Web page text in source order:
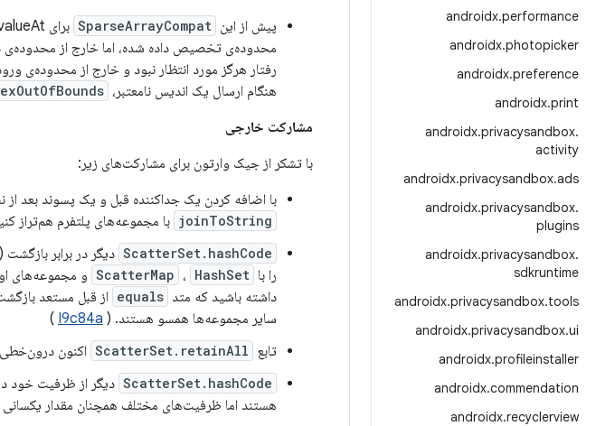
androidx.performance
androidx.photopicker
androidx.preference
androidx.print
androidx.privacysandbox.
activity
androidx.privacysandbox.ads
androidx.privacysandbox.
plugins
androidx.privacysandbox.
sdkruntime
androidx.privacysandbox.tools
androidx.privacysandbox.ui
androidx.profileinstaller
androidx.commendation
androidx.recyclerview
پیش از این SparseArrayCompat برای valueAt و
محدوده‌ی تخصیص داده شده، اما خارج از
رفتار هرگز مورد انتظار نبود و خارج از محدوده‌ی
هنگام ارسال یک اندیس نامعتبر،
مشارکت خارجی
با تشکر از جیک وارتون برای مشارکت‌های زیر:
با اضافه کردن یک جداکننده قبل و یک پسوند بعد از
joinToString با مجموعه‌های پلتفرم هم‌تراز
ScatterSet.hashCode دیگر در برابر
را با
ScatterMap ، HashSet و مجموعه‌های
داشته باشید که متد equals از قبل مستعد
سایر مجموعه‌ها همسو هستند. ( I9c84a
)
تابع ScatterSet.retainAll اکنون درون‌خطی
ScatterSet.hashCode دیگر از ظرفیت خود
هستند اما ظرفیت‌های مختلف همچنان مقدار یکسانی